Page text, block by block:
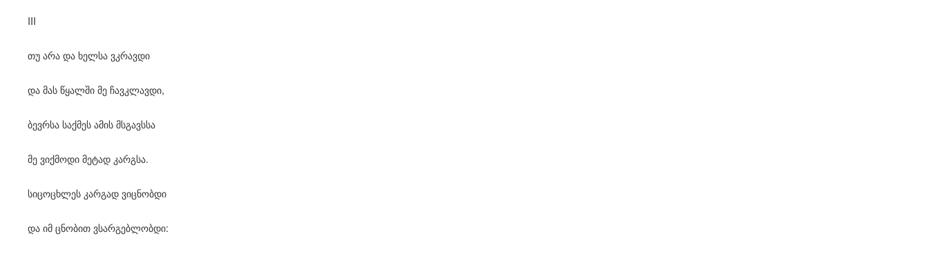
III
თუ არა და ხელსა ვკრავდი
და მას წყალში მე ჩავკლავდი,
ბევრსა საქმეს ამის მსგავსსა
მე ვიქმოდი მეტად კარგსა.
სიცოცხლეს კარგად ვიცნობდი
და იმ ცნობით ვსარგებლობდი: